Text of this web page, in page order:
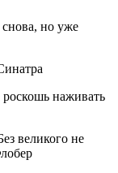
но уже
наживать
великого не